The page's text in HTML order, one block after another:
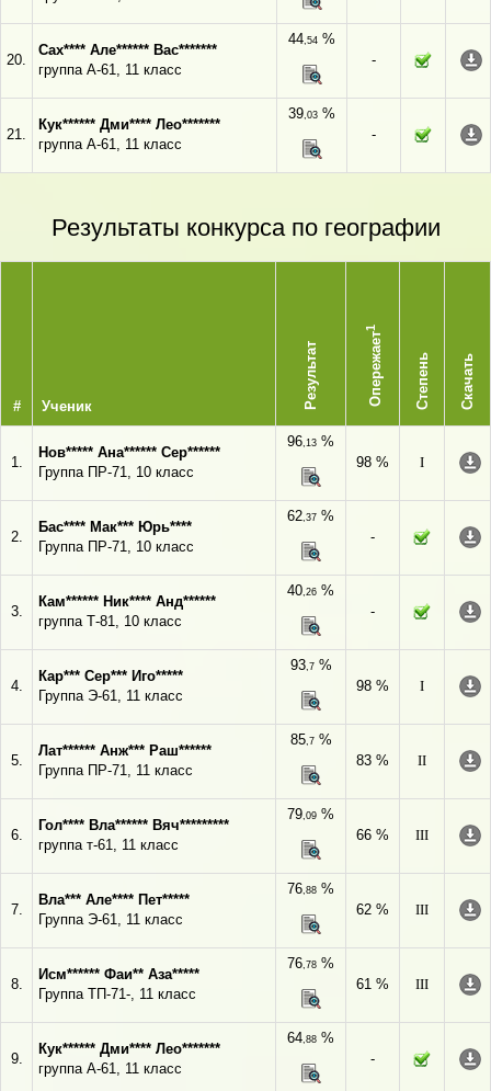
20.
Сах**** Але****** Вас*******
группа А-61, 11 класс
44,54 %
-
21.
Кук****** Дми**** Лео*******
группа А-61, 11 класс
39,03 %
-
Результаты конкурса по географии
# Ученик Результат Опережает
1
Степень Скачать
1.
Нов***** Ана****** Сер******
Группа ПР-71, 10 класс
96,13 %
98 %
I
2.
Бас**** Мак*** Юрь****
Группа ПР-71, 10 класс
62,37 %
-
3.
Кам****** Ник**** Анд******
группа Т-81, 10 класс
40,26 %
-
4.
Кар*** Сер*** Иго*****
Группа Э-61, 11 класс
93,7%
98 %
I
5.
Лат****** Анж*** Раш******
Группа ПР-71, 11 класс
85,7%
83 %
II
6.
Гол**** Вла****** Вяч*********
группа т-61, 11 класс
79,09 %
66 %
III
7.
Вла*** Але**** Пет*****
Группа Э-61, 11 класс
76,88 %
62 %
III
8.
Исм****** Фаи** Аза*****
Группа ТП-71-, 11 класс
76,78 %
61 %
III
9.
Кук****** Дми**** Лео*******
группа А-61, 11 класс
64,88 %
-